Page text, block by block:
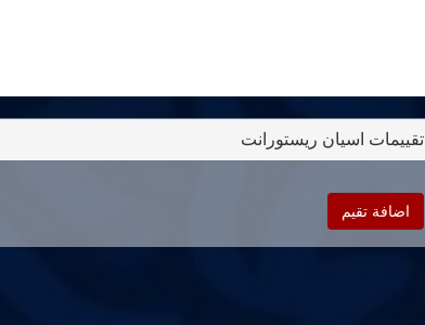
تقييمات اسيان ريستورانت
اضافة تقيم